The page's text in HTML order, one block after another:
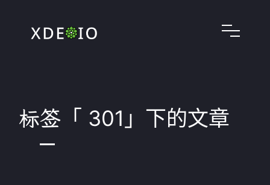
标签「 301」下的文章